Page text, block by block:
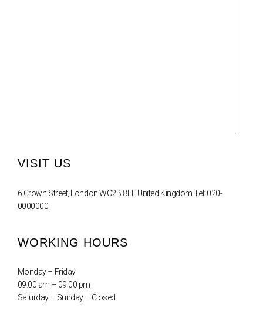
VISIT US
6 Crown Street, London WC2B 8FE United Kingdom Tel: 020-
0000000
WORKING HOURS
Monday – Friday
09:00 am – 09:00 pm
Saturday – Sunday – Closed